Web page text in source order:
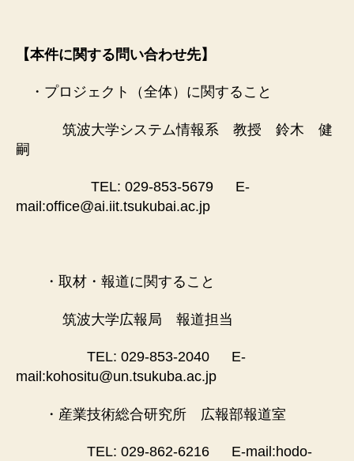
【本件に関する問い合わせ先】
・プロジェクト（全体）に関すること
筑波大学システム情報系 教授 鈴木 健
嗣
TEL: 029-853-5679 E-
mail:office@ai.iit.tsukubai.ac.jp
・取材・報道に関すること
筑波大学広報局 報道担当
TEL: 029-853-2040 E-
mail:kohositu@un.tsukuba.ac.jp
・産業技術総合研究所 広報部報道室
TEL: 029-862-6216 E-mail:hodo-